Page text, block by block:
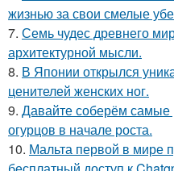
жизнью за свои смелые
7. Семь чудес древнего
архитектурной мысли.
8. В Японии открылся
ценителей женских ног.
9. Давайте соберём самые
огурцов в начале роста.
10. Мальта первой в мире